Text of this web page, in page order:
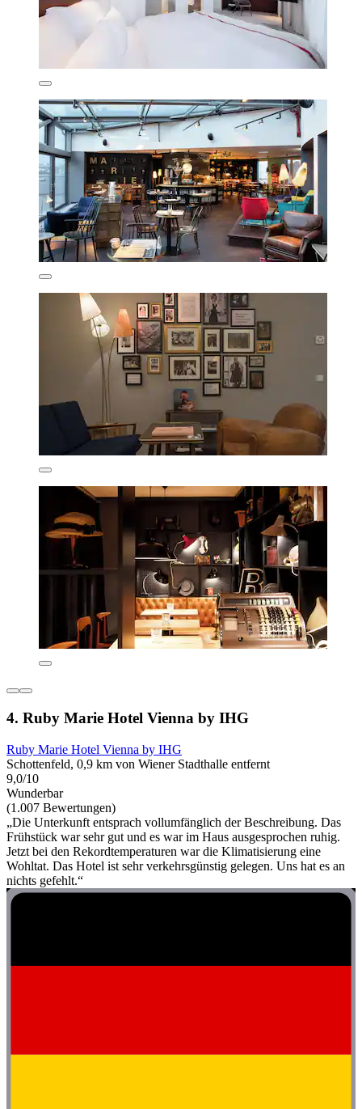
4. Ruby Marie Hotel Vienna by IHG
Ruby Marie Hotel Vienna by IHG
Schottenfeld, 0,9 km von Wiener Stadthalle entfernt
9,0/10
Wunderbar
(1.007 Bewertungen)
„Die Unterkunft entsprach vollumfänglich der Beschreibung. Das
Frühstück war sehr gut und es war im Haus ausgesprochen ruhig.
Jetzt bei den Rekordtemperaturen war die Klimatisierung eine
Wohltat. Das Hotel ist sehr verkehrsgünstig gelegen. Uns hat es an
nichts gefehlt.“